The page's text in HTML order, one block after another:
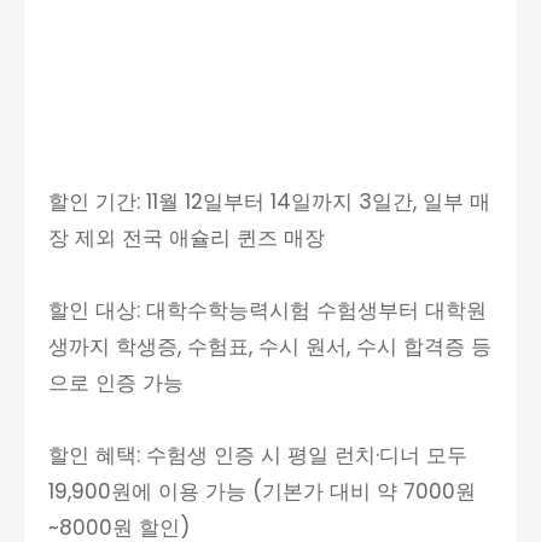
할인 기간: 11월 12일부터 14일까지 3일간, 일부 매
장 제외 전국 애슐리 퀸즈 매장
할인 대상: 대학수학능력시험 수험생부터 대학원
생까지 학생증, 수험표, 수시 원서, 수시 합격증 등
으로 인증 가능
할인 혜택: 수험생 인증 시 평일 런치·디너 모두
19,900원에 이용 가능 (기본가 대비 약 7000원
~8000원 할인)